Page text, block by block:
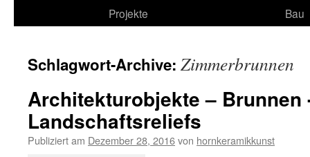
Projekte
Bau
Schlagwort-Archive: Zimmerbrunnen
Architekturobjekte – Brunnen
Landschaftsreliefs
Publiziert am Dezember 28, 2016von hornkeramikkunst